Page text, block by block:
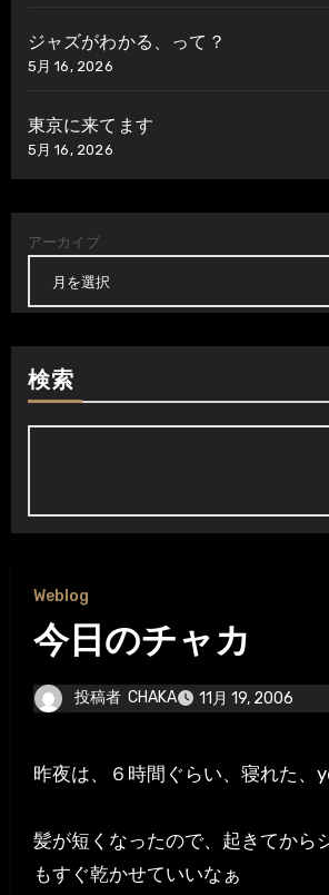
ジャズがわかる、って？
5月 16, 2026
東京に来てます
5月 16, 2026
アーカイブ
検索
Weblog
今日のチャカ
投稿者 CHAKA 11月 19, 2006
昨夜は、６時間ぐらい、寝れた、
髪が短くなったので、起きてから
もすぐ乾かせていいなぁ